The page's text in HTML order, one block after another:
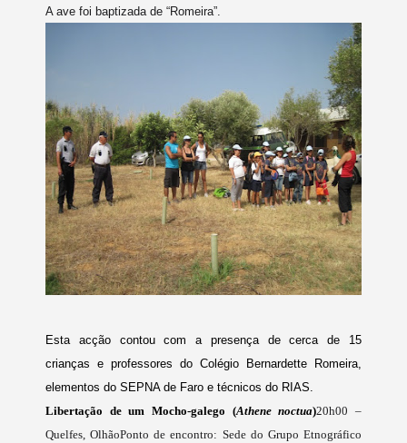
A ave foi baptizada de “Romeira”.
Esta acção contou com a presença de cerca de 15
crianças e professores do Colégio Bernardette Romeira,
elementos do SEPNA de Faro e técnicos do RIAS.
Libertação de um Mocho-galego (Athene noctua)20h00 –
Quelfes, OlhãoPonto de encontro: Sede do Grupo Etnográfico